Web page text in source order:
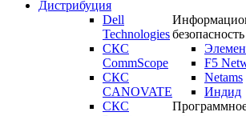
Дистрибуция
Dell
Technologies
СКС
CommScope
СКС
CANOVATE
СКС
безопасность
F5
Netams
Индид